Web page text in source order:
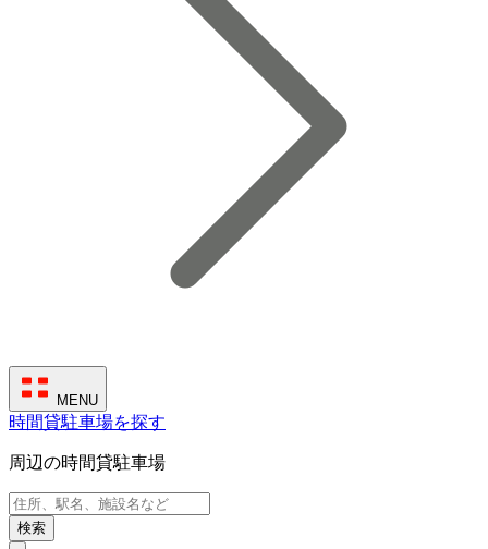
MENU
時間貸駐車場を探す
周辺の時間貸駐車場
検索